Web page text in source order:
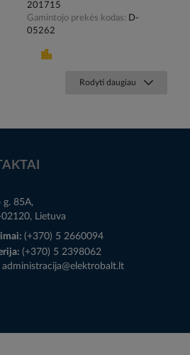
201715
Gamintojo prekės kodas
D-
05262
Rodyti daugiau
g. 85A,
02120, Lietuva
(+370) 5 2660094
(+370) 5 2398062
administracija@elektrobalt.lt